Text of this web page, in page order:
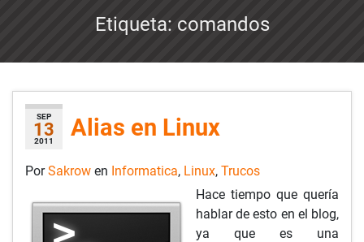
Etiqueta: comandos
SEP
13
2011 Alias en Linux
PorSakrow en Informatica, Linux, Trucos
Hace tiempo que quería
hablar de esto en el blog,
ya que es una